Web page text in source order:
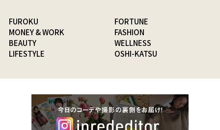
FUROKU
FORTUNE
MONEY & WORK
FASHION
BEAUTY
WELLNESS
LIFESTYLE
OSHI-KATSU